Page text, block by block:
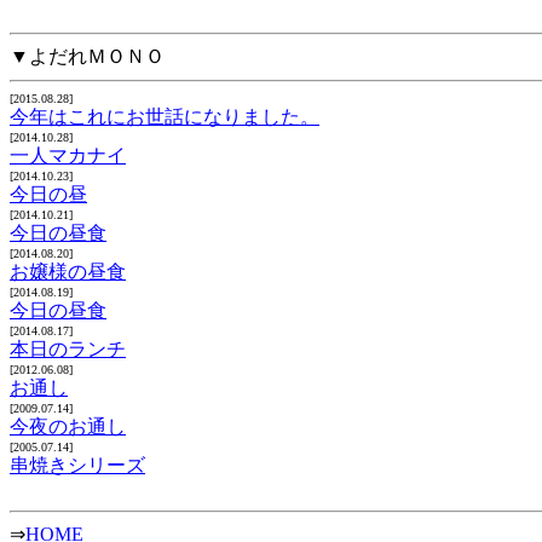
▼よだれＭＯＮＯ
[2015.08.28]
今年はこれにお世話になりました。
[2014.10.28]
一人マカナイ
[2014.10.23]
今日の昼
[2014.10.21]
今日の昼食
[2014.08.20]
お嬢様の昼食
[2014.08.19]
今日の昼食
[2014.08.17]
本日のランチ
[2012.06.08]
お通し
[2009.07.14]
今夜のお通し
[2005.07.14]
串焼きシリーズ
⇒HOME